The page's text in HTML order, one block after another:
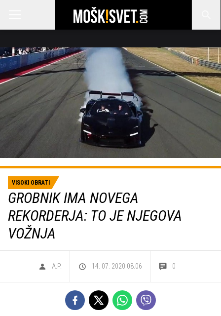
VISOKI OBRATI
GROBNIK IMA NOVEGA
REKORDERJA: TO JE NJEGOVA
VOŽNJA
A.P. 14. 07. 2020 08.06 0